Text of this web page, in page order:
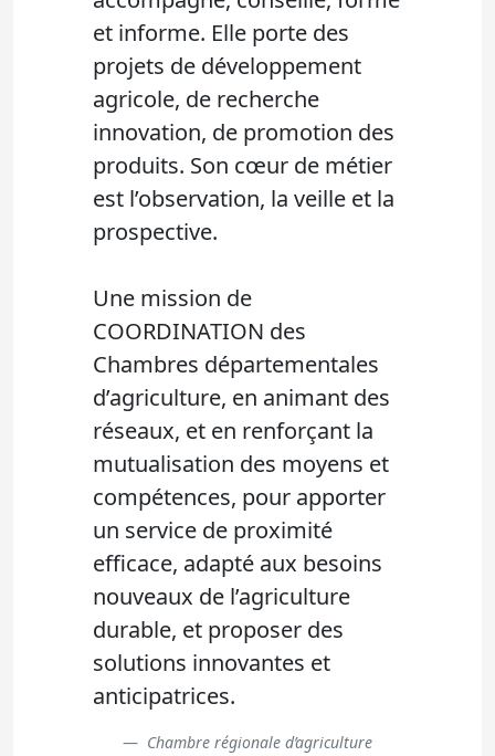
et informe. Elle porte des
projets de développement
agricole, de recherche
innovation, de promotion des
produits. Son cœur de métier
est l’observation, la veille et la
prospective.
Une mission de
COORDINATION des
Chambres départementales
d’agriculture, en animant des
réseaux, et en renforçant la
mutualisation des moyens et
compétences, pour apporter
un service de proximité
efficace, adapté aux besoins
nouveaux de l’agriculture
durable, et proposer des
solutions innovantes et
anticipatrices.
Chambre régionale d’agriculture